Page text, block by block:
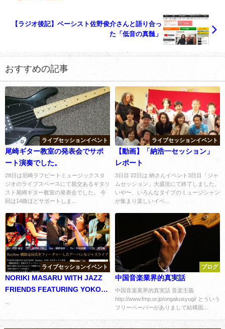
【ラジオ後記】ベーシスト佐野俊介さんと語り合っ
た「低音の真髄」
おすすめの記事
ライブセッションイベント
尾崎ギター教室の発表会でサポ
ート演奏でした。
28日は尼崎ラフビートミュージックスタ
ジオのライブスペースにて親交あるギタリ
スト尾崎ギター教室の発表会でした。 今
回は14曲ほどサポートしま...
ライブセッションイベント
【動画】「納浩一セッション」
レポート
3日目 22日は 納さんイベント3日目「ジャ
ムセッション」大盛況にて終了しました。
いや〜、いろんなタイプのミュージシャン
が集まり楽しいイベ...
ライブセッションイベント
NORIKI MASARU WITH JAZZ
FRIENDS FEATURING YOKOJI
ブログ
中国音楽業界的真実話
中国音楽業界的真実話 音楽主義
http://www.fmp.or.jp/ongakusyugi/ とういう
フリーペーパーがありまして結構面...